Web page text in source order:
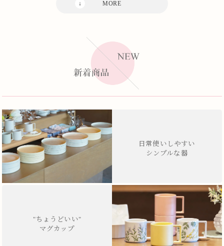
日常使いしやすい
シンプルな器
"ちょうどいい"
マグカップ